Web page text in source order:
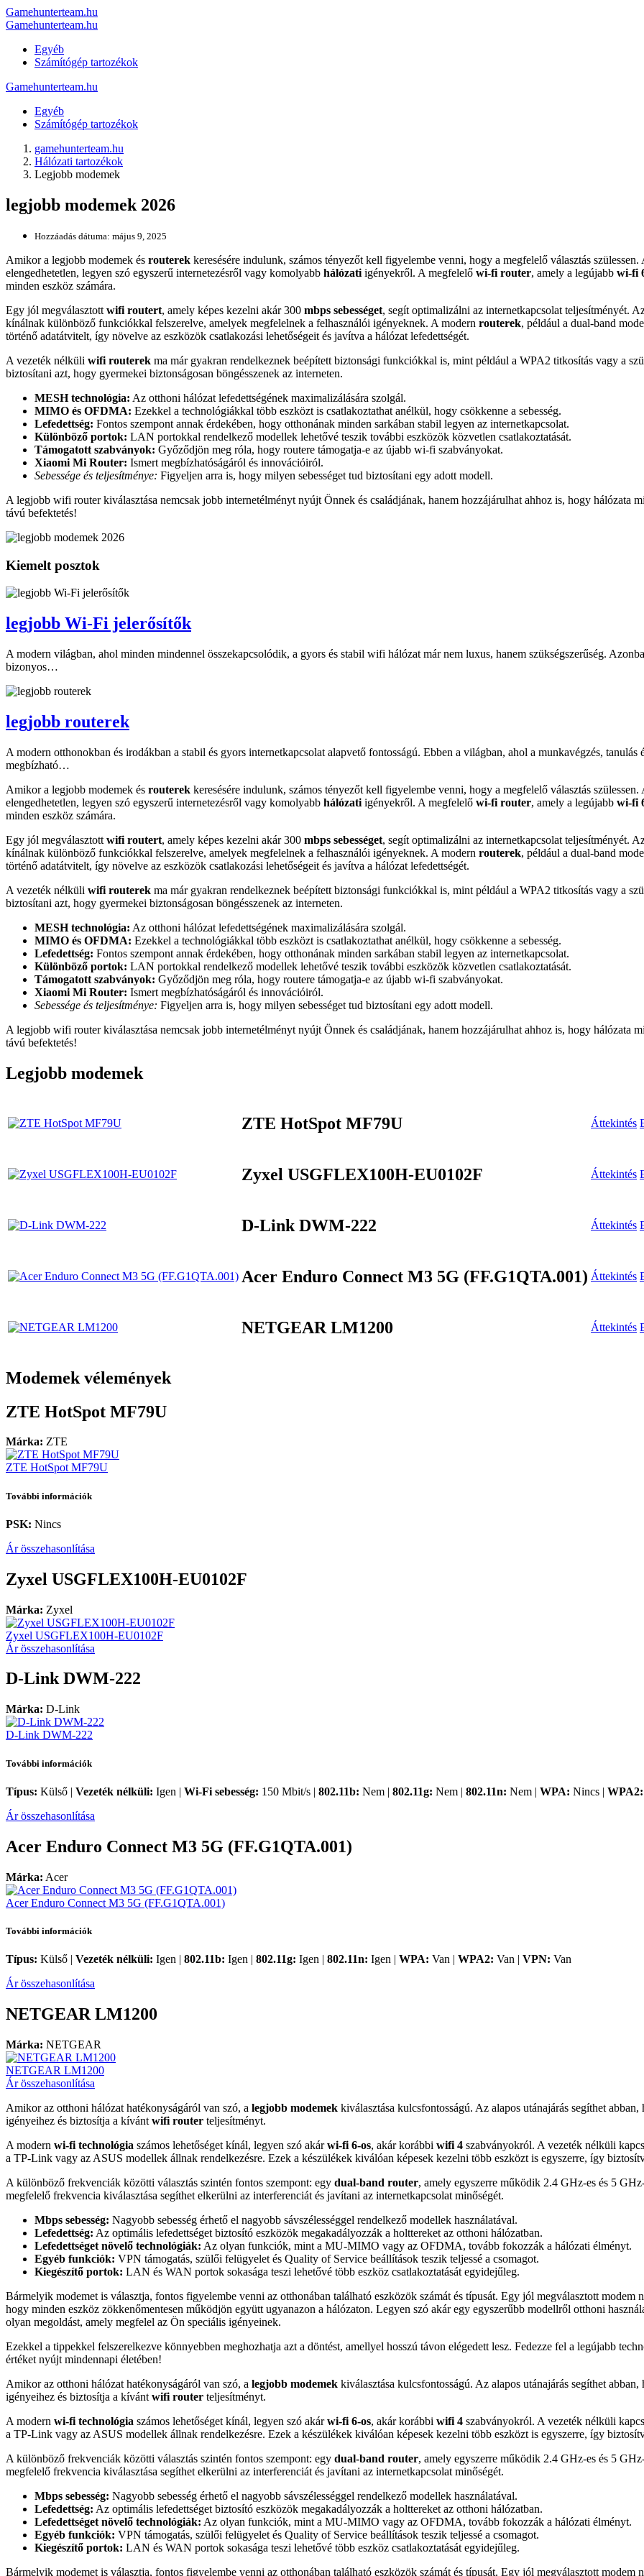
Gamehunterteam.hu
Gamehunterteam.hu
Egyéb
Számítógép tartozékok
Gamehunterteam.hu
Egyéb
Számítógép tartozékok
gamehunterteam.hu
Hálózati tartozékok
Legjobb modemek
legjobb modemek 2026
Hozzáadás dátuma: május 9, 2025
Amikor a legjobb modemek és routerek keresésére indulunk, számos tényezőt kell figyelembe venni, hogy a megfelelő választás
elengedhetetlen, legyen szó egyszerű internetezésről vagy komolyabb hálózati igényekről. A megfelelő wi-fi router, amely a legújabb wi-fi
minden eszköz számára.
Egy jól megválasztott wifi routert, amely képes kezelni akár 300 mbps sebességet, segít optimalizálni az internetkapcsolat teljesítményét.
kínálnak különböző funkciókkal felszerelve, amelyek megfelelnek a felhasználói igényeknek. A modern routerek, például a dual-band
történő adatátvitelt, így növelve az eszközök csatlakozási lehetőségeit és javítva a hálózat lefedettségét.
A vezeték nélküli wifi routerek ma már gyakran rendelkeznek beépített biztonsági funkciókkal is, mint például a WPA2 titkosítás vagy a
biztosítani azt, hogy gyermekei biztonságosan böngésszenek az interneten.
MESH technológia: Az otthoni hálózat lefedettségének maximalizálására szolgál.
MIMO és OFDMA: Ezekkel a technológiákkal több eszközt is csatlakoztathat anélkül, hogy csökkenne a sebesség.
Lefedettség: Fontos szempont annak érdekében, hogy otthonának minden sarkában stabil legyen az internetkapcsolat.
Különböző portok: LAN portokkal rendelkező modellek lehetővé teszik további eszközök közvetlen csatlakoztatását.
Támogatott szabványok: Győződjön meg róla, hogy routere támogatja-e az újabb wi-fi szabványokat.
Xiaomi Mi Router: Ismert megbízhatóságáról és innovációiról.
Sebessége és teljesítménye: Figyeljen arra is, hogy milyen sebességet tud biztosítani egy adott modell.
A legjobb wifi router kiválasztása nemcsak jobb internetélményt nyújt Önnek és családjának, hanem hozzájárulhat ahhoz is, hogy hálózata
távú befektetés!
Kiemelt posztok
legjobb Wi-Fi jelerősítők
A modern világban, ahol minden mindennel összekapcsolódik, a gyors és stabil wifi hálózat már nem luxus, hanem szükségszerűség.
bizonyos…
legjobb routerek
A modern otthonokban és irodákban a stabil és gyors internetkapcsolat alapvető fontosságú. Ebben a világban, ahol a munkavégzés,
megbízható…
Amikor a legjobb modemek és routerek keresésére indulunk, számos tényezőt kell figyelembe venni, hogy a megfelelő választás
elengedhetetlen, legyen szó egyszerű internetezésről vagy komolyabb hálózati igényekről. A megfelelő wi-fi router, amely a legújabb wi-fi
minden eszköz számára.
Egy jól megválasztott wifi routert, amely képes kezelni akár 300 mbps sebességet, segít optimalizálni az internetkapcsolat teljesítményét.
kínálnak különböző funkciókkal felszerelve, amelyek megfelelnek a felhasználói igényeknek. A modern routerek, például a dual-band
történő adatátvitelt, így növelve az eszközök csatlakozási lehetőségeit és javítva a hálózat lefedettségét.
A vezeték nélküli wifi routerek ma már gyakran rendelkeznek beépített biztonsági funkciókkal is, mint például a WPA2 titkosítás vagy a
biztosítani azt, hogy gyermekei biztonságosan böngésszenek az interneten.
MESH technológia: Az otthoni hálózat lefedettségének maximalizálására szolgál.
MIMO és OFDMA: Ezekkel a technológiákkal több eszközt is csatlakoztathat anélkül, hogy csökkenne a sebesség.
Lefedettség: Fontos szempont annak érdekében, hogy otthonának minden sarkában stabil legyen az internetkapcsolat.
Különböző portok: LAN portokkal rendelkező modellek lehetővé teszik további eszközök közvetlen csatlakoztatását.
Támogatott szabványok: Győződjön meg róla, hogy routere támogatja-e az újabb wi-fi szabványokat.
Xiaomi Mi Router: Ismert megbízhatóságáról és innovációiról.
Sebessége és teljesítménye: Figyeljen arra is, hogy milyen sebességet tud biztosítani egy adott modell.
A legjobb wifi router kiválasztása nemcsak jobb internetélményt nyújt Önnek és családjának, hanem hozzájárulhat ahhoz is, hogy hálózata
távú befektetés!
Legjobb modemek
ZTE HotSpot MF79U Áttekintés
Zyxel USGFLEX100H-EU0102F Áttekintés
D-Link DWM-222 Áttekintés
Acer Enduro Connect M3 5G (FF.G1QTA.001) Áttekintés
NETGEAR LM1200 Áttekintés
Modemek vélemények
ZTE HotSpot MF79U
Márka: ZTE
ZTE HotSpot MF79U
További információk
PSK: Nincs
Ár összehasonlítása
Zyxel USGFLEX100H-EU0102F
Márka: Zyxel
Zyxel USGFLEX100H-EU0102F
Ár összehasonlítása
D-Link DWM-222
Márka: D-Link
D-Link DWM-222
További információk
Típus: Külső | Vezeték nélküli: Igen | Wi-Fi sebesség: 150 Mbit/s | 802.11b: Nem | 802.11g: Nem | 802.11n: Nem | WPA: Nincs | WPA2:
Ár összehasonlítása
Acer Enduro Connect M3 5G (FF.G1QTA.001)
Márka: Acer
Acer Enduro Connect M3 5G (FF.G1QTA.001)
További információk
Típus: Külső | Vezeték nélküli: Igen | 802.11b: Igen | 802.11g: Igen | 802.11n: Igen | WPA: Van | WPA2: Van | VPN: Van
Ár összehasonlítása
NETGEAR LM1200
Márka: NETGEAR
NETGEAR LM1200
Ár összehasonlítása
Amikor az otthoni hálózat hatékonyságáról van szó, a legjobb modemek kiválasztása kulcsfontosságú. Az alapos utánajárás segíthet abban,
igényeihez és biztosítja a kívánt wifi router teljesítményt.
A modern wi-fi technológia számos lehetőséget kínál, legyen szó akárwi-fi 6-os, akár korábbi wifi 4 szabványokról. A vezeték nélküli
a TP-Link vagy az ASUS modellek állnak rendelkezésre. Ezek a készülékek kiválóan képesek kezelni több eszközt is egyszerre, így
A különböző frekvenciák közötti választás szintén fontos szempont: egy dual-band router, amely egyszerre működik 2.4 GHz-es és 5
megfelelő frekvencia kiválasztása segíthet elkerülni az interferenciát és javítani az internetkapcsolat minőségét.
Mbps sebesség: Nagyobb sebesség érhető el nagyobb sávszélességgel rendelkező modellek használatával.
Lefedettség: Az optimális lefedettséget biztosító eszközök megakadályozzák a holttereket az otthoni hálózatban.
Lefedettséget növelő technológiák: Az olyan funkciók, mint a MU-MIMO vagy az OFDMA, tovább fokozzák a hálózati élményt.
Egyéb funkciók: VPN támogatás, szülői felügyelet és Quality of Service beállítások teszik teljessé a csomagot.
Kiegészítő portok: LAN és WAN portok sokasága teszi lehetővé több eszköz csatlakoztatását egyidejűleg.
Bármelyik modemet is választja, fontos figyelembe venni az otthonában található eszközök számát és típusát. Egy jól megválasztott modem
hogy minden eszköz zökkenőmentesen működjön együtt ugyanazon a hálózaton. Legyen szó akár egy egyszerűbb modellről otthoni
olyan megoldást, amely megfelel az Ön speciális igényeinek.
Ezekkel a tippekkel felszerelkezve könnyebben meghozhatja azt a döntést, amellyel hosszú távon elégedett lesz. Fedezze fel a legújabb
értéket nyújt mindennapi életében!
Amikor az otthoni hálózat hatékonyságáról van szó, a legjobb modemek kiválasztása kulcsfontosságú. Az alapos utánajárás segíthet abban,
igényeihez és biztosítja a kívánt wifi router teljesítményt.
A modern wi-fi technológia számos lehetőséget kínál, legyen szó akárwi-fi 6-os, akár korábbi wifi 4 szabványokról. A vezeték nélküli
a TP-Link vagy az ASUS modellek állnak rendelkezésre. Ezek a készülékek kiválóan képesek kezelni több eszközt is egyszerre, így
A különböző frekvenciák közötti választás szintén fontos szempont: egy dual-band router, amely egyszerre működik 2.4 GHz-es és 5
megfelelő frekvencia kiválasztása segíthet elkerülni az interferenciát és javítani az internetkapcsolat minőségét.
Mbps sebesség: Nagyobb sebesség érhető el nagyobb sávszélességgel rendelkező modellek használatával.
Lefedettség: Az optimális lefedettséget biztosító eszközök megakadályozzák a holttereket az otthoni hálózatban.
Lefedettséget növelő technológiák: Az olyan funkciók, mint a MU-MIMO vagy az OFDMA, tovább fokozzák a hálózati élményt.
Egyéb funkciók: VPN támogatás, szülői felügyelet és Quality of Service beállítások teszik teljessé a csomagot.
Kiegészítő portok: LAN és WAN portok sokasága teszi lehetővé több eszköz csatlakoztatását egyidejűleg.
Bármelyik modemet is választja, fontos figyelembe venni az otthonában található eszközök számát és típusát. Egy jól megválasztott modem